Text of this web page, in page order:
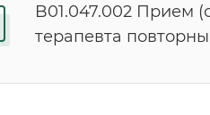
B01.047.002 Прием
терапевта